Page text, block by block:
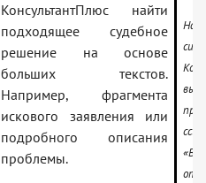
КонсультантПлюс найти
подходящее судебное
решение на основе
больших текстов.
Например, фрагмента
искового заявления или
подробного описания
проблемы.
На